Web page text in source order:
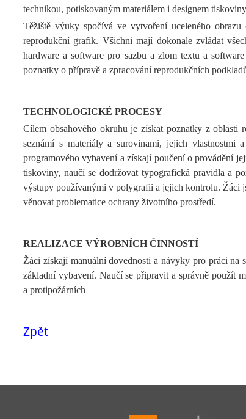
technikou, potiskovaným materiálem i designem
Těžiště výuky spočívá ve vytvoření uceleného
reprodukční grafik. Všichni mají dokonale zvládat
hardware a software pro sazbu a zlom textu a
poznatky o přípravě a zpracování reprodukčních
TECHNOLOGICKÉ PROCESY
Cílem obsahového okruhu je získat poznatky z oblasti
seznámí s materiály a surovinami, jejich
programového vybavení a získají poučení o provádění
tiskoviny, naučí se dodržovat typografická pravidla a
výstupy používanými v polygrafii a jejich kontrolu. Žáci
věnovat problematice ochrany životního prostředí.
REALIZACE VÝROBNÍCH ČINNOSTÍ
Žáci získají manuální dovednosti a návyky pro práci na
základní vybavení. Naučí se připravit a správně použít
a protipožárních
Zpět